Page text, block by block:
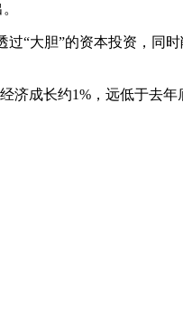
过“大胆”的资本投资，同
成长约1%，远低于去年